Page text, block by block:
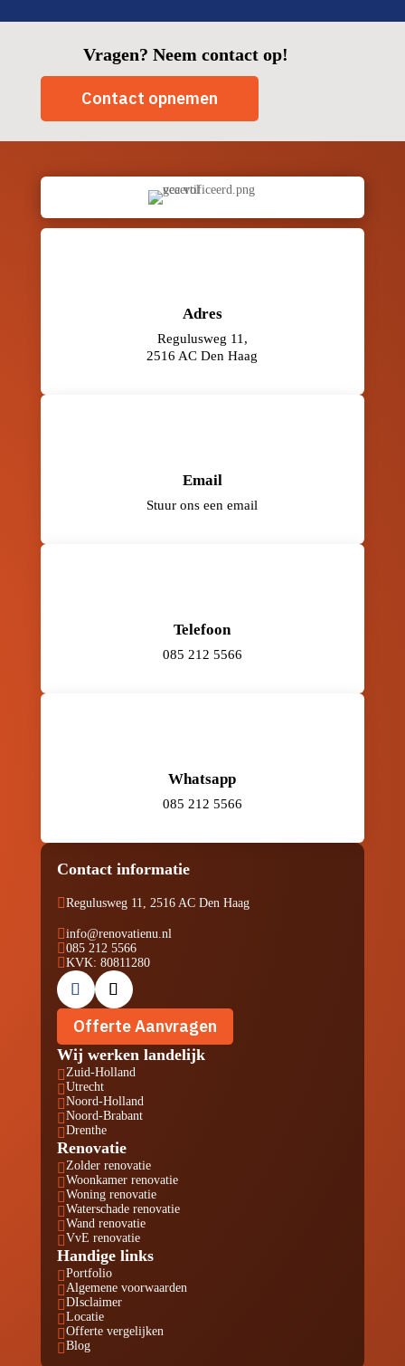
Vragen? Neem contact op!
Contact opnemen
Adres
Regulusweg 11,
2516 AC Den Haag
Email
Stuur ons een email
Telefoon
085 212 5566
Whatsapp
085 212 5566
Contact informatie
Regulusweg 11, 2516 AC Den Haag
info@renovatienu.nl
085 212 5566
 KVK: 80811280
Offerte Aanvragen
Wij werken landelijk
Zuid-Holland
Utrecht
Noord-Holland
Noord-Brabant
Drenthe
Renovatie
 Zolder renovatie
 Woonkamer renovatie
 Woning renovatie
 Waterschade renovatie
 Wand renovatie
 VvE renovatie
Handige links
 Portfolio
 Algemene voorwaarden
 DIsclaimer
 Locatie
 Offerte vergelijken
 Blog